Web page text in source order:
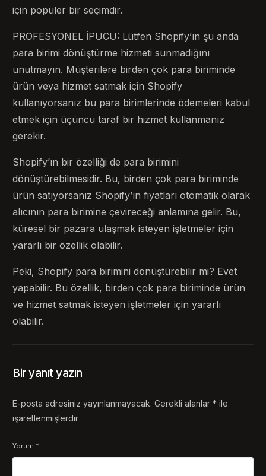
için popüler bir seçimdir.
PROFESYONEL İPUCU: Lütfen Shopify’ın şu anda
para birimi dönüştürme hizmeti sunmadığını
unutmayın. Müşterilere birden çok para biriminde
ürün veya hizmet satmak için Shopify
kullanıyorsanız bu para birimlerinde ödemeleri kabul
etmek için üçüncü taraf bir hizmet kullanmanız
gerekir.
Shopify’ın bir özelliği de para birimini
dönüştürebilmesidir. Bu, birden çok para biriminde
ürün satıyorsanız Shopify’ın fiyatları otomatik olarak
alıcının para birimine çevireceği anlamına gelir. Bu,
küresel bir pazara ulaşmak isteyen işletmeler için
yararlı bir özellik olabilir.
Peki, Shopify para birimini dönüştürebilir mi? Evet
yapabilir. Bu özellik, birden çok para biriminde ürün
ve hizmet satmak isteyen işletmeler için yararlı
olabilir.
Bir yanıt yazın
E-posta adresiniz yayınlanmayacak. Gerekli alanlar* ile
işaretlenmişlerdir
Yorum*